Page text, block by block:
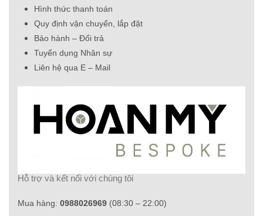
Hình thức thanh toán
Quy định vận chuyển, lắp đặt
Bảo hành – Đổi trả
Tuyển dụng Nhân sự
Liên hệ qua E – Mail
Hỗ trợ và kết nối với chúng tôi
Mua hàng: 0988026969 (08:30 – 22:00)